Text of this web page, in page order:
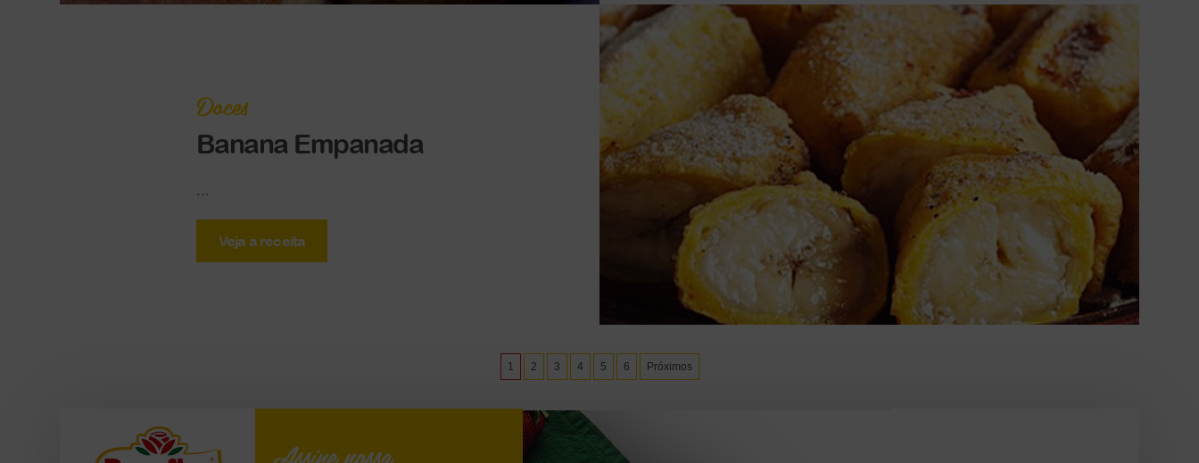
Doces
Banana Empanada
...
Veja a receita
1 2 3 4 5 6 Próximos